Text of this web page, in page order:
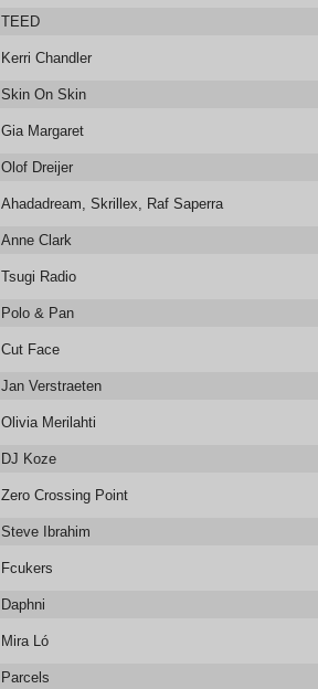
TEED
Kerri Chandler
Skin On Skin
Gia Margaret
Olof Dreijer
Ahadadream, Skrillex, Raf Saperra
Anne Clark
Tsugi Radio
Polo & Pan
Cut Face
Jan Verstraeten
Olivia Merilahti
DJ Koze
Zero Crossing Point
Steve Ibrahim
Fcukers
Daphni
Mira Ló
Parcels